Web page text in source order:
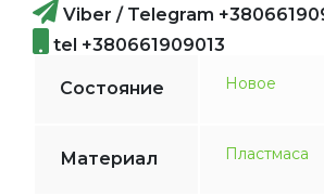
Viber / Telegram
tel +380661909013
Состояние Новое
Материал Пластмаса